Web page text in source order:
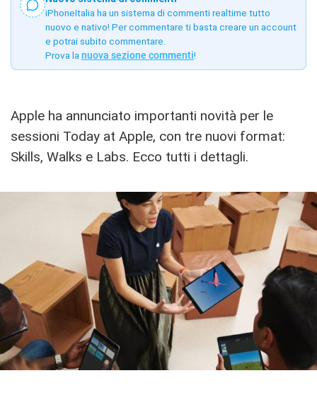
iPhoneItalia ha un sistema di commenti realtime tutto
nuovo e nativo! Per commentare ti basta creare un account
e potrai subito commentare.
Prova la nuova sezione commenti!
Apple ha annunciato importanti novità per le
sessioni Today at Apple, con tre nuovi format:
Skills, Walks e Labs. Ecco tutti i dettagli.